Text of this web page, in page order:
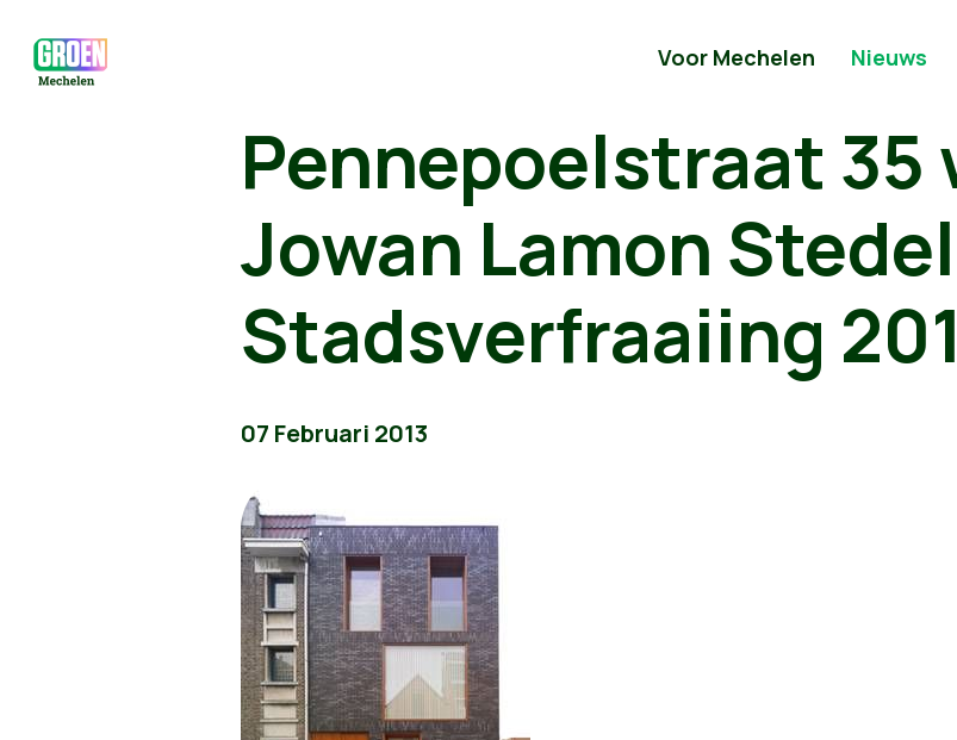
Voor Mechelen Nieuws
Pennepoelstraat 35
Jowan Lamon
Stadsverfraaiing
07 Februari 2013